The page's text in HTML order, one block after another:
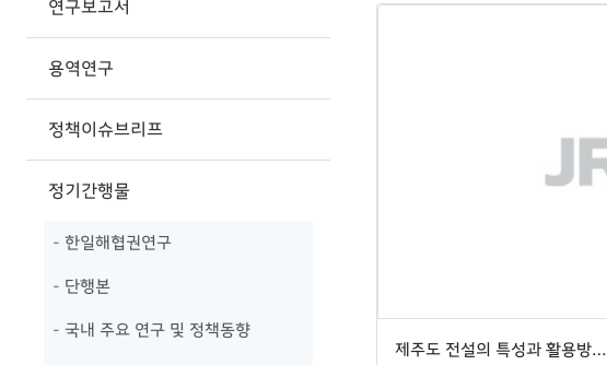
연구보고서
용역연구
정책이슈브리프
정기간행물
- 한일해협권연구
- 단행본
- 국내 주요 연구 및 정책동향
제주도 전설의 특성과 활용방안-제주연구원 영주어문학회 학술대회-